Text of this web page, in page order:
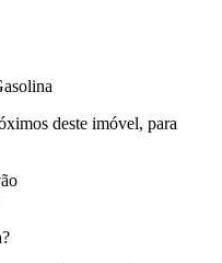
deste imóvel, para